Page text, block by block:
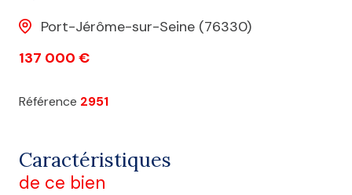
Port-Jérôme-sur-Seine (76330)
137 000 €
Référence 2951
Caractéristiques
de ce bien